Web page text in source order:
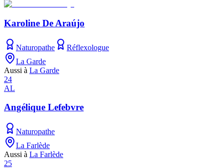
Karoline De Araújo
Naturopathe
Réflexologue
La Garde
Aussi à La Garde
24
AL
Angélique Lefebvre
Naturopathe
La Farlède
Aussi à La Farlède
25